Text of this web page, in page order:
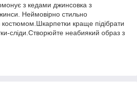
з кедами джинсовка з
Неймовірно стильно
костюмом.Шкарпетки краще підібрати
сліди.Створюйте неабиякий образ з